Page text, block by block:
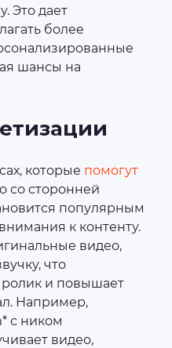
Это дает
более
шансы на
которые помогут
со сторонней
популярным
к контенту.
видео,
что
и повышает
Например,
с ником
видео,